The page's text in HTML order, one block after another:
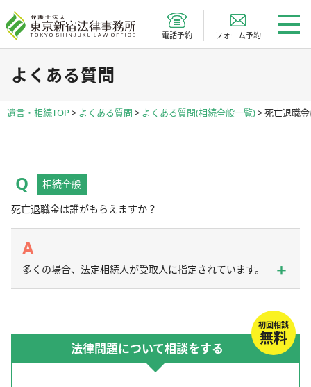
電話予約 フォーム予約
よくある質問
遺言・相続TOP> よくある質問 > よくある質問(相続全般一覧)>死亡退職
相続全般
死亡退職金は誰がもらえますか？
多くの場合、法定相続人が受取人に指定されています。
初回相談
無料
法律問題について相談をする